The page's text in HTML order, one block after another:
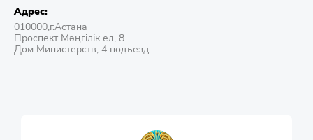
Адрес:
010000,г.Астана
Проспект Мәңгілік ел, 8
Дом Министерств, 4 подъезд